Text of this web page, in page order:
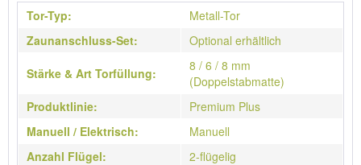
Tor-Typ:
Metall-Tor
Zaunanschluss-Set:
Optional erhältlich
Stärke & Art Torfüllung:
8 / 6 / 8 mm
(Doppelstabmatte)
Produktlinie:
Premium Plus
Manuell / Elektrisch:
Manuell
Anzahl Flügel:
2-flügelig